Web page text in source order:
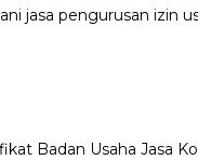
jasa pengurusan izin
Badan Usaha Jasa